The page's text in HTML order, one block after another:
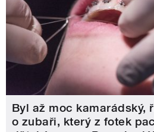
Byl až moc kamarádský,
o zubaři, který z fotek